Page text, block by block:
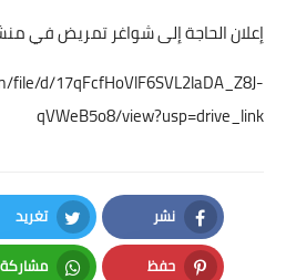
إعلان الحاجة إلى شواغر تمريض في
file/d/17qFcfHoVlF6SVL2laDA_Z8J-
qVWeB5o8/view?usp=drive_link
نشر
Facebook
تغريد
Twitter
حفظ مشاركة